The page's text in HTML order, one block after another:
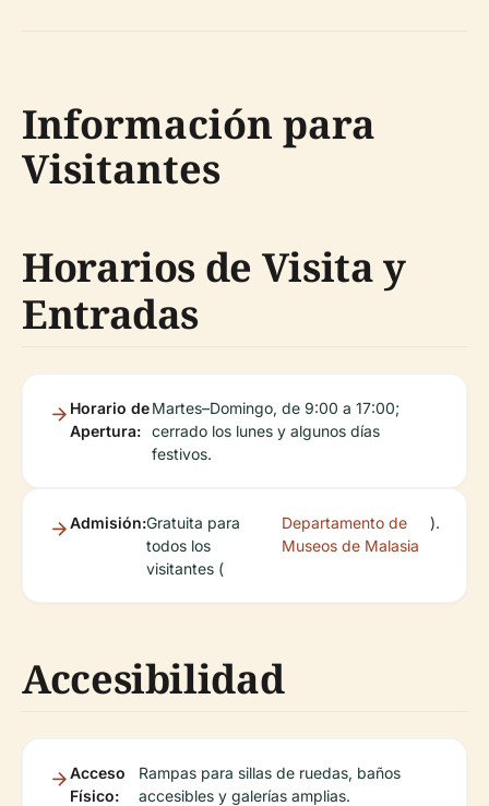
Información para
Visitantes
Horarios de Visita y
Entradas
Horario de
Apertura:
Martes–Domingo, de 9:00 a 17:00;
cerrado los lunes y algunos días
festivos.
Admisión:Gratuita para
todos los
visitantes (
Departamento de
Museos de Malasia
).
Accesibilidad
Acceso
Físico:
Rampas para sillas de ruedas, baños
accesibles y galerías amplias.